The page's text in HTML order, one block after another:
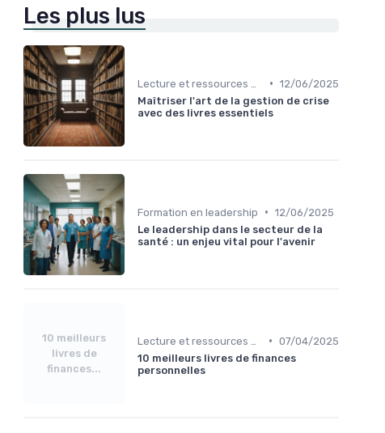
Les plus lus
• 12/06/2025
Maîtriser l'art de la gestion de crise
avec des livres essentiels
Formation en leadership • 12/06/2025
Le leadership dans le secteur de la
santé : un enjeu vital pour l'avenir
10 meilleurs
livres de
finances...
• 07/04/2025
10 meilleurs livres de finances
personnelles